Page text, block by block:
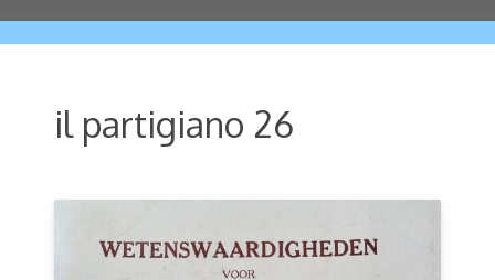
il partigiano 26